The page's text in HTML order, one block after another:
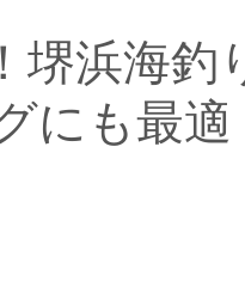
堺浜海釣
にも最適